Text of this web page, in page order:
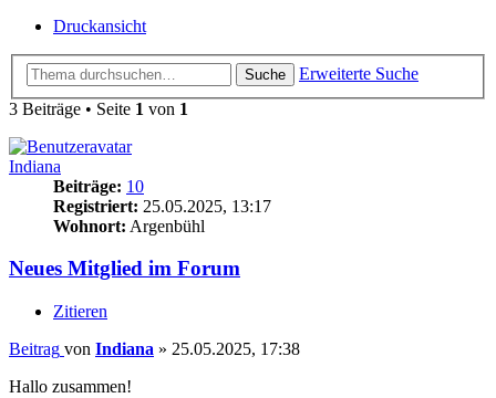
Druckansicht
Suche
Erweiterte Suche
3 Beiträge • Seite 1 von 1
Indiana
Beiträge: 10
Registriert: 25.05.2025, 13:17
Wohnort: Argenbühl
Neues Mitglied im Forum
Zitieren
Beitrag von Indiana » 25.05.2025, 17:38
Hallo zusammen!